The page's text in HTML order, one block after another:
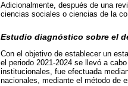
Adicionalmente, después de una
ciencias sociales o ciencias de la
Estudio diagnóstico sobre el
Con el objetivo de establecer un
el periodo 2021-2024 se llevó a
institucionales, fue efectuada
nacionales, mediante el método de